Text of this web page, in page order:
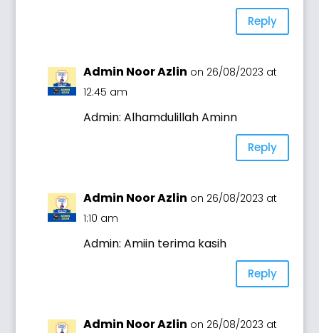
Reply
Admin Noor Azlin on 26/08/2023 at
12:45 am
Admin: Alhamdulillah Aminn
Reply
Admin Noor Azlin on 26/08/2023 at
1:10 am
Admin: Amiin terima kasih
Reply
Admin Noor Azlin on 26/08/2023 at